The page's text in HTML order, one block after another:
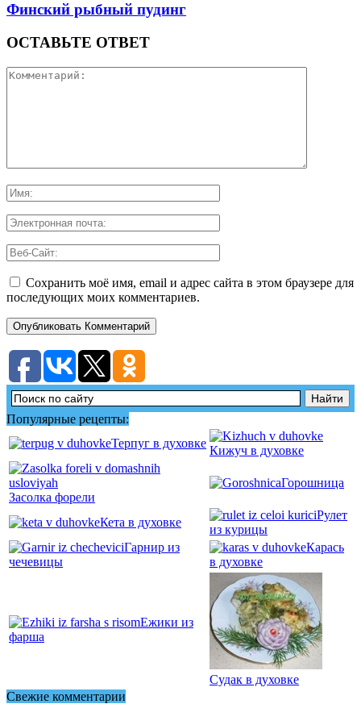
Финский рыбный пудинг
ОСТАВЬТЕ ОТВЕТ
Сохранить моё имя, email и адрес сайта в этом браузере для
последующих моих комментариев.
Популярные рецепты:
Терпуг в духовке
Кижуч в духовке
Засолка форели
Горошница
Кета в духовке
Рулет
из курицы
Гарнир из
чечевицы
Карась
в духовке
Ежики из
фарша
Судак в духовке
Свежие комментарии